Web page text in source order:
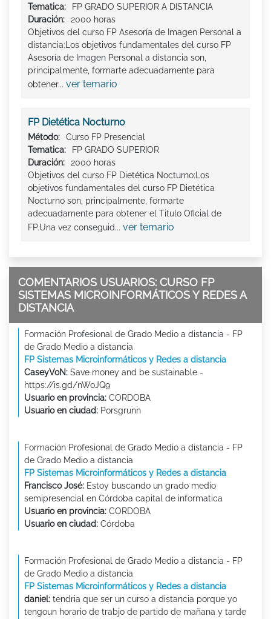
Tematica:
FP GRADO SUPERIOR A DISTANCIA
Duración:
2000 horas
Objetivos del curso FP Asesoría de Imagen Personal a
distancia:Los objetivos fundamentales del curso FP
Asesoría de Imagen Personal a distancia son,
principalmente, formarte adecuadamente para
obtener... ver temario
FP Dietética Nocturno
Método:
Curso FP Presencial
Tematica:
FP GRADO SUPERIOR
Duración:
2000 horas
Objetivos del curso FP Dietética Nocturno:Los
objetivos fundamentales del curso FP Dietética
Nocturno son, principalmente, formarte
adecuadamente para obtener el Titulo Oficial de
FP.Una vez conseguid... ver temario
COMENTARIOS USUARIOS: CURSO FP
SISTEMAS MICROINFORMÁTICOS Y REDES A
DISTANCIA
Formación Profesional de Grado Medio a distancia - FP
de Grado Medio a distancia
FP Sistemas Microinformáticos y Redes a distancia
CaseyVoN: Save money and be sustainable -
https://is.gd/nWoJQ9
Usuario en provincia: CORDOBA
Usuario en ciudad: Porsgrunn
Formación Profesional de Grado Medio a distancia - FP
de Grado Medio a distancia
FP Sistemas Microinformáticos y Redes a distancia
Francisco José: Estoy buscando un grado medio
semipresencial en Córdoba capital de informatica
Usuario en provincia: CORDOBA
Usuario en ciudad: Córdoba
Formación Profesional de Grado Medio a distancia - FP
de Grado Medio a distancia
FP Sistemas Microinformáticos y Redes a distancia
daniel: tendria que ser un curso a distancia porque yo
tengoun horario de trabjo de partido de mañana y tarde